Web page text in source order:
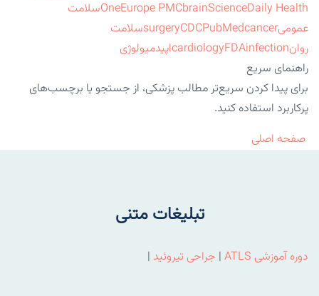
OneEurope PMCbrainScienceDaily Health
سلامت
عمومی
surgeryCDCPubMedcancer
سلامت
روان
cardiologyFDAinfection
اپیدمیولوژی
راهنمای سریع
برای پیدا کردن سریع‌تر مطالب پزشکی، از جستجو یا برچسب‌های
پرکاربرد استفاده کنید.
صفحه اصلی
تبلیغات متنی
دوره آموزشی ATLS | جراحی تیروئید |